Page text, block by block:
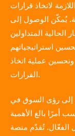
لاتخاذ قرارات
يُمكّن الوصول إلى
الحالية المتداولين
استراتيجياتهم
وتحسين عملية اتخاذ
القرارات.
إلى رؤى السوق في
أمرًا بالغ الأهمية
الفعّال. تُقدّم منصة